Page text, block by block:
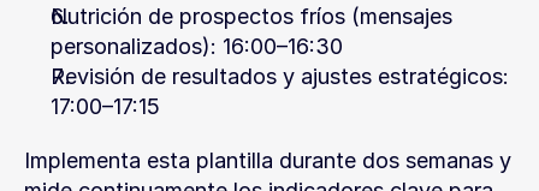
Nutrición de prospectos fríos (mensajes
personalizados): 16:00–16:30
Revisión de resultados y ajustes estratégicos:
17:00–17:15
Implementa esta plantilla durante dos semanas y